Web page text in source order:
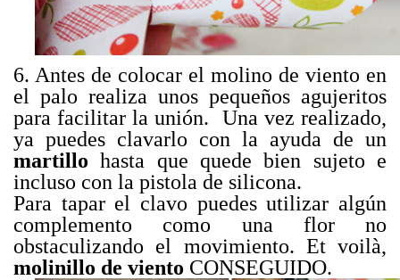
6. Antes de colocar el molino de viento en
el palo realiza unos pequeños agujeritos
para facilitar la unión. Una vez realizado,
ya puedes clavarlo con la ayuda de un
martillo hasta que quede bien sujeto e
incluso con la pistola de silicona.
Para tapar el clavo puedes utilizar algún
complemento como una flor no
obstaculizando el movimiento. Et voilà,
molinillo de viento CONSEGUIDO.